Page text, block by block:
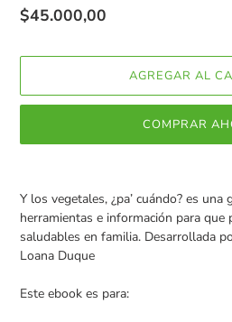
Precio
$45.000,00
AGREGAR AL
COMPRAR
el
producto
tu
de
Y los vegetales, ¿pa’ cuándo? es una
herramientas e información para que
saludables en familia. Desarrollada
Loana Duque
Este ebook es para: